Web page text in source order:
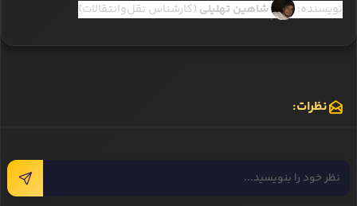
نویسنده: شاهین تهلیلی (کارشناس نقل‌وانتقالات)
نظرات: